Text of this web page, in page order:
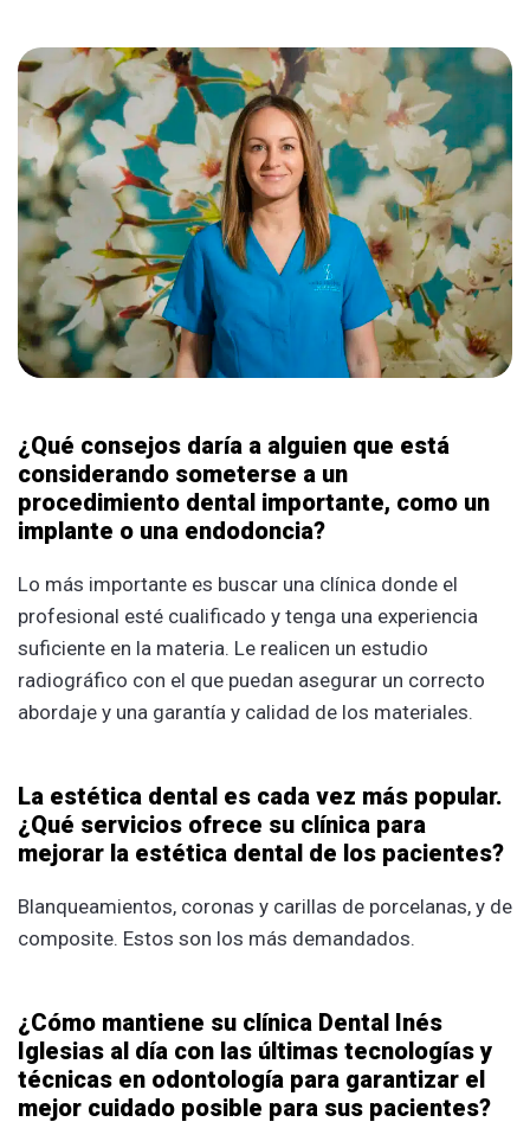
¿Qué consejos daría a alguien que está
considerando someterse a un
procedimiento dental importante, como un
implante o una endodoncia?
Lo más importante es buscar una clínica donde el
profesional esté cualificado y tenga una experiencia
suficiente en la materia. Le realicen un estudio
radiográfico con el que puedan asegurar un correcto
abordaje y una garantía y calidad de los materiales.
La estética dental es cada vez más popular.
¿Qué servicios ofrece su clínica para
mejorar la estética dental de los pacientes?
Blanqueamientos, coronas y carillas de porcelanas, y de
composite. Estos son los más demandados.
¿Cómo mantiene su clínica Dental Inés
Iglesias al día con las últimas tecnologías y
técnicas en odontología para garantizar el
mejor cuidado posible para sus pacientes?